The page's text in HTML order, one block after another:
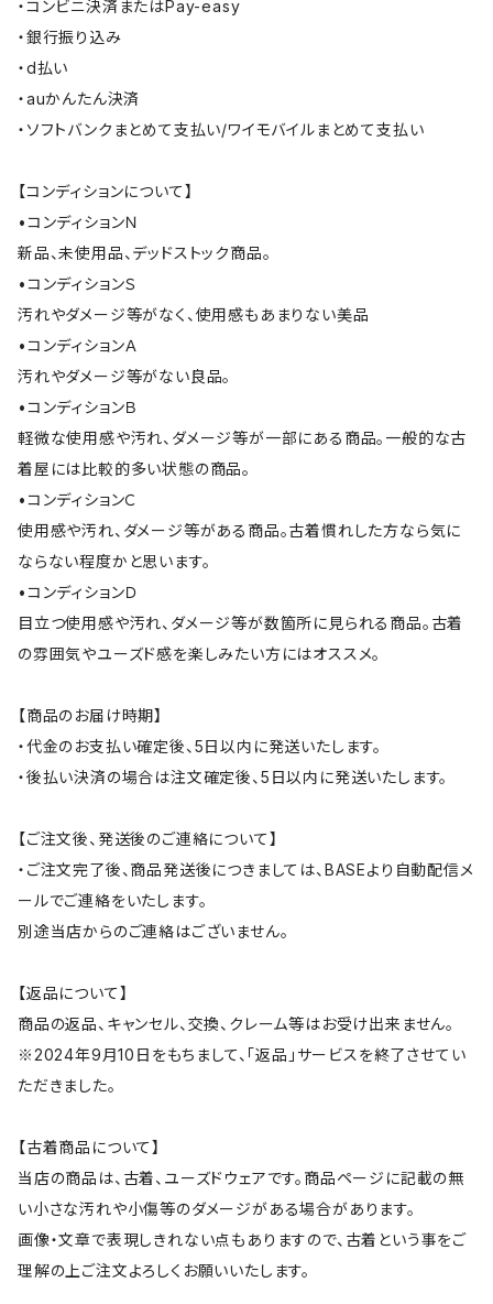
・コンビニ決済またはPay-easy
・銀行振り込み
・d払い
・auかんたん決済
・ソフトバンクまとめて支払い/ワイモバイルまとめて支払い
【コンディションについて】
•コンディションＮ
新品、未使用品、デッドストック商品。
•コンディションＳ
汚れやダメージ等がなく、使用感もあまりない美品
•コンディションＡ
汚れやダメージ等がない良品。
•コンディションＢ
軽微な使用感や汚れ、ダメージ等が一部にある商品。一般的な古
着屋には比較的多い状態の商品。
•コンディションＣ
使用感や汚れ、ダメージ等がある商品。古着慣れした方なら気に
ならない程度かと思います。
•コンディションＤ
目立つ使用感や汚れ、ダメージ等が数箇所に見られる商品。古着
の雰囲気やユーズド感を楽しみたい方にはオススメ。
【商品のお届け時期】
・代金のお支払い確定後、5日以内に発送いたします。
・後払い決済の場合は注文確定後、5日以内に発送いたします。
【ご注文後、発送後のご連絡について】
・ご注文完了後、商品発送後につきましては、BASEより自動配信メ
ールでご連絡をいたします。
別途当店からのご連絡はございません。
【返品について】
商品の返品、キャンセル、交換、クレーム等はお受け出来ません。
※2024年9月10日をもちまして、「返品」サービスを終了させてい
ただきました。
【古着商品について】
当店の商品は、古着、ユーズドウェアです。商品ページに記載の無
い小さな汚れや小傷等のダメージがある場合があります。
画像・文章で表現しきれない点もありますので、古着という事をご
理解の上ご注文よろしくお願いいたします。